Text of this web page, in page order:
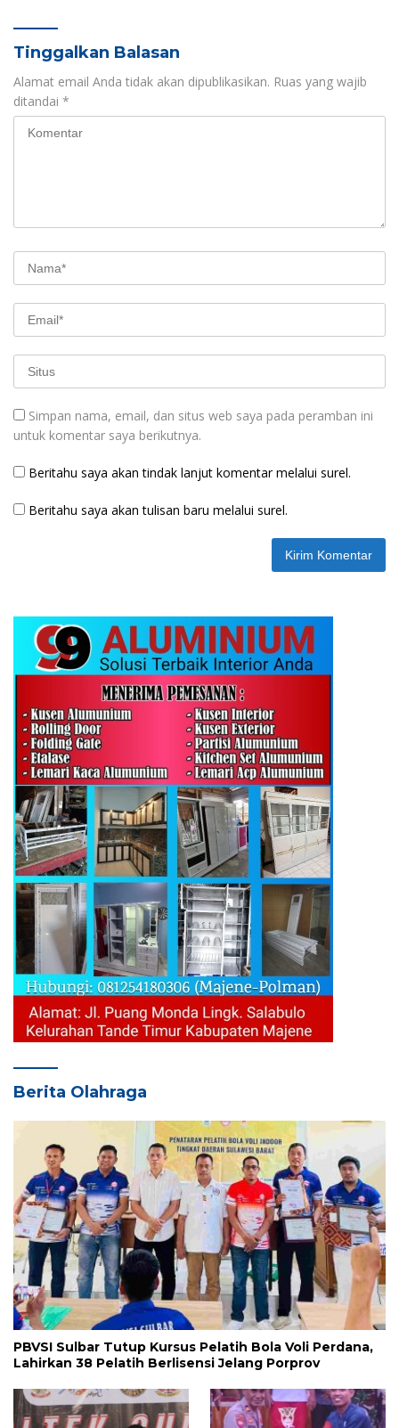
Tinggalkan Balasan
Alamat email Anda tidak akan dipublikasikan. Ruas yang wajib
ditandai *
Simpan nama, email, dan situs web saya pada peramban ini
untuk komentar saya berikutnya.
Beritahu saya akan tindak lanjut komentar melalui surel.
Beritahu saya akan tulisan baru melalui surel.
Berita Olahraga
PBVSI Sulbar Tutup Kursus Pelatih Bola Voli Perdana,
Lahirkan 38 Pelatih Berlisensi Jelang Porprov